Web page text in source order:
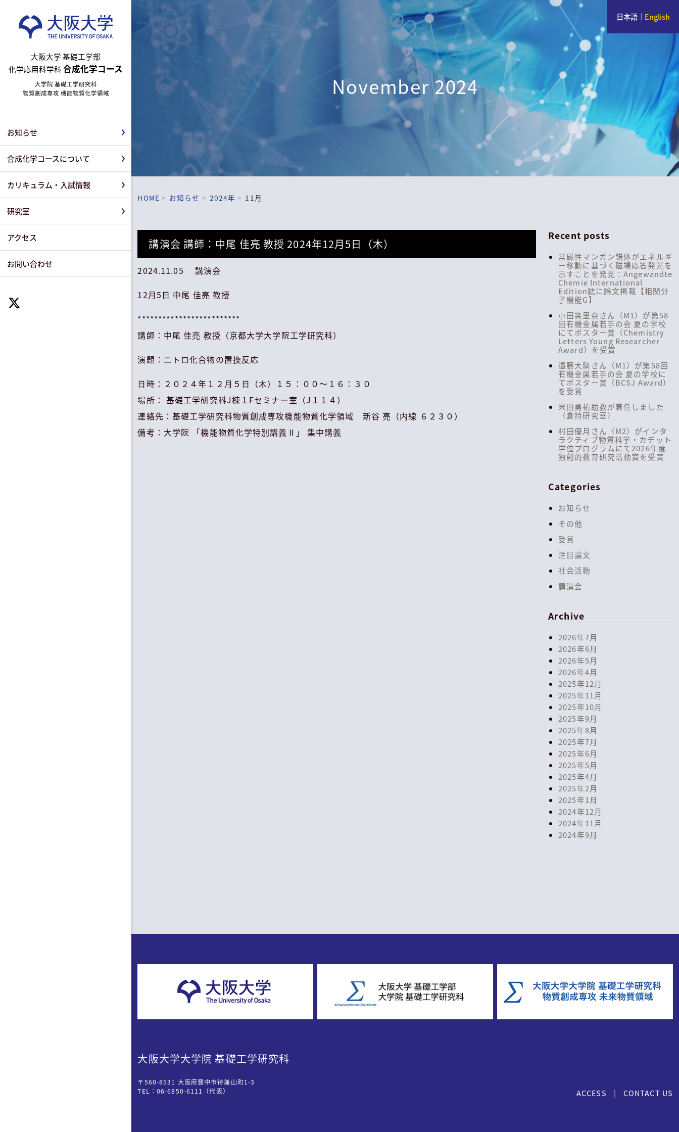
大阪大学 基礎工学部
化学応用科学科合成化学コース
大学院 基礎工学研究科
物質創成専攻 機能物質化学領域
お知らせ
合成化学コースについて
カリキュラム・入試情報
研究室
アクセス
お問い合わせ
日本語 ｜ English
November 2024
HOME お知らせ 2024年 11月
講演会 講師：中尾 佳亮 教授 2024年12月5日（木）
2024.11.05 講演会
12月5日 中尾 佳亮 教授
*************************
講師：中尾 佳亮 教授（京都大学大学院工学研究科）
演題：ニトロ化合物の置換反応
日時：２０２４年１２月５日（木）１５：００～１６：３０
場所： 基礎工学研究科J棟１Fセミナー室（J１１４）
連絡先：基礎工学研究科物質創成専攻機能物質化学領域 新谷 亮（内線 ６２３０）
備考：大学院 「機能物質化学特別講義Ⅱ」 集中講義
Recent posts
常磁性マンガン錯体がエネルギ
ー移動に基づく磁場応答発光を
示すことを発見：Angewandte
Chemie International
Edition誌に論文掲載【相関分
子機能G】
小田笑里奈さん（M1）が第58
回有機金属若手の会 夏の学校
にてポスター賞（Chemistry
Letters Young Researcher
Award）を受賞
遠藤大騎さん（M1）が第58回
有機金属若手の会 夏の学校に
てポスター賞（BCSJ Award）
を受賞
米田勇祐助教が着任しました
（倉持研究室）
村田優月さん（M2）がインタ
ラクティブ物質科学・カデット
学位プログラムにて2026年度
独創的教育研究活動賞を受賞
Categories
お知らせ
その他
受賞
注目論文
社会活動
講演会
Archive
2026年7月
2026年6月
2026年5月
2026年4月
2025年12月
2025年11月
2025年10月
2025年9月
2025年8月
2025年7月
2025年6月
2025年5月
2025年4月
2025年2月
2025年1月
2024年12月
2024年11月
2024年9月
大阪大学大学院 基礎工学研究科
〒560-8531 大阪府豊中市待兼山町1-3
TEL：06-6850-6111（代表）
ACCESS ｜ CONTACT US